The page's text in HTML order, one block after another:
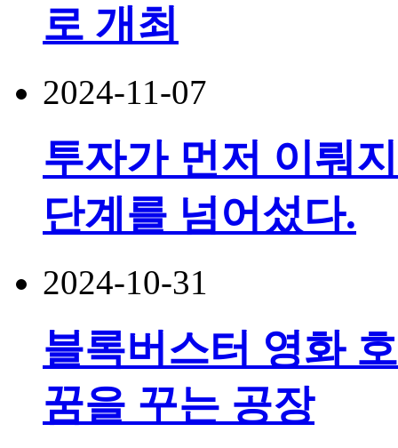
로 개최
2024-11-07
투자가 먼저 이뤄
단계를 넘어섰다.
2024-10-31
블록버스터 영화
꿈을 꾸는 공장